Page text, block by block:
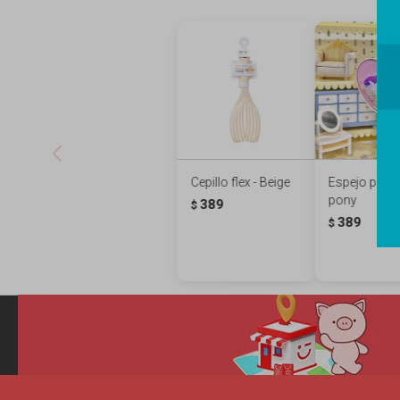
Cepillo flex - Beige
$ 389
Espejo
pony
$ 389